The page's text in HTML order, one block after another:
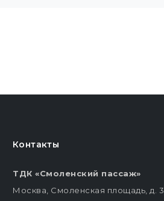
Контакты
ТДК «Смоленский пассаж»
Москва, Смоленская площадь, д. 3